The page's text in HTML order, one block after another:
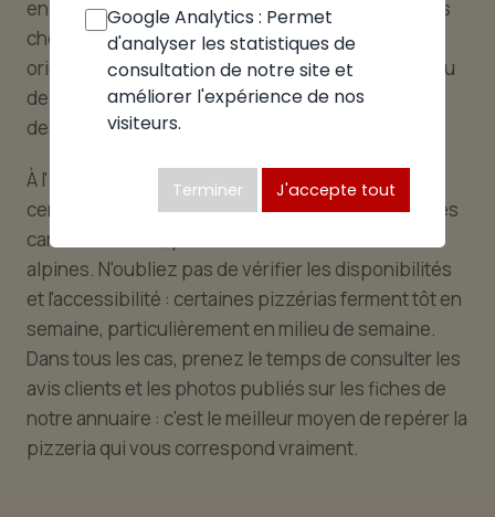
en été ou décoration accueillante en hiver. Si vous
cherchez l'authenticité italienne en priorité,
orientez-vous vers les pizzérias artisanales au feu
de bois, qui sélectionnent leurs ingrédients chez
des fournisseurs italiens.
À l'inverse, pour explorer des recettes originales,
certains établissements du secteur proposent des
cartes créatives, parfois teintées de saveurs
alpines. N'oubliez pas de vérifier les disponibilités
et l'accessibilité : certaines pizzérias ferment tôt en
semaine, particulièrement en milieu de semaine.
Dans tous les cas, prenez le temps de consulter les
avis clients et les photos publiés sur les fiches de
notre annuaire : c'est le meilleur moyen de repérer la
pizzeria qui vous correspond vraiment.
Google Analytics : Permet
d'analyser les statistiques de
consultation de notre site et
améliorer l'expérience de nos
visiteurs.
Terminer J'accepte tout